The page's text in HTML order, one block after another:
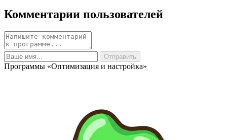
Комментарии пользователей
Программы «Оптимизация и настройка»